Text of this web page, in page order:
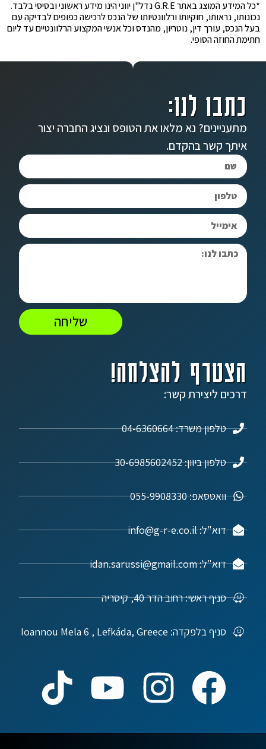
*כל המידע המוצג באתר G.R.E נדל"ן יווני הינו מידע ראשוני ובסיסי בלבד.
נכונותו, נראותו, חוקיותו ורלוונטיותו של הנכס לרכישה כפופים לבדיקה עם
בעל הנכס, עורך דין, נוטריון, מהנדס וכל אנשי המקצוע הרלוונטיים עד ליום
חתימת החוזה הסופי.
הצטרף להצלחה!
דרכים ליצירת קשר:
טלפון משרד: 04-6360664
טלפון ביוון: 30-6985602452
וואטסאפ: 055-9908330
דוא"ל: info@g-r-e.co.il
דוא"ל: idan.sarussi@gmail.com
סניף ראשי: רחוב הדר 40, קיסריה
סניף בלפקדה: Ioannou Mela 6 , Lefkáda, Greece
כתבו לנו:
מתעניינים? נא מלאו את הטופס ונציג החברה יצור
איתך קשר בהקדם.
שליחה